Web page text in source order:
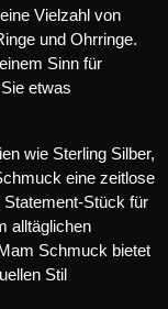
Vielzahl von
und Ohrringe.
Sinn für
etwas
wie Sterling Silber,
eine zeitlose
Statement-Stück für
alltäglichen
Schmuck bietet
Stil